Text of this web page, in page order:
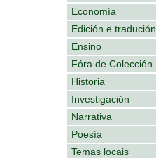
Economía
Edición e tradución
Ensino
Fóra de Colección
Historia
Investigación
Narrativa
Poesía
Temas locais